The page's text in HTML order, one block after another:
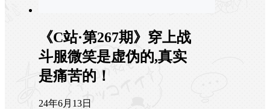
《C站·第267期》穿上战
斗服微笑是虚伪的,真实
是痛苦的！
24年6月13日